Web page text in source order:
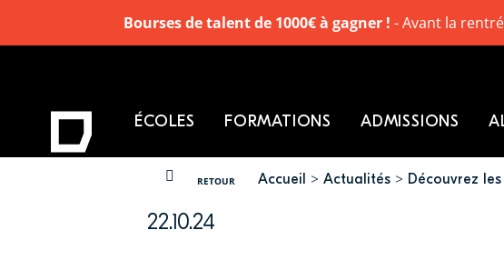
RETOUR
VOUS ÊTES ICI Accueil Actualités Découvrez
22.10.24
ÉCOLES FORMATIONS ADMISSIONS
Bourses de talent de 1000€ à gagner ! - Avant la